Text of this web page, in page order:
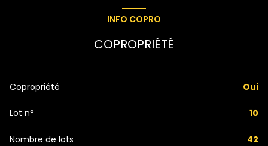
WC
cuisine
12.33 m²
Degagement
3.37 m²
INFO COPRO
COPROPRIÉTÉ
Copropriété Oui
Lot n° 10
Nombre de lots 42